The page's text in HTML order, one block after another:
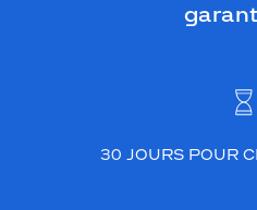
30 JOURS POUR